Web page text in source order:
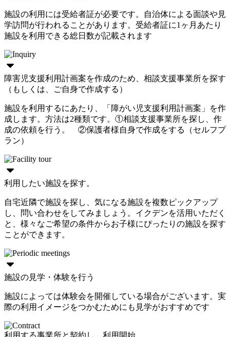
施設の利用には受給者証が必要です。自治体による面談や見
学訪問が行われることがあります。受給者証に1ヶ月あたり
施設を利用できる総日数が記載されます
障害児支援利用計画案を作成のため、相談支援事業所を探す
（もしくは、ご自身で作成する）
施設を利用するにあたり、「障がい児支援利用計画案」を作
成します。方法は2種類です。①相談支援事業所を探し、作
成の依頼を行う。 ②保護者様自身で作成をする（セルフプ
ラン）
利用したい施設を探す。
自宅近隣で施設を探し、気になる施設を複数ピックアップ
し、問い合わせをしてみましょう。イクデンを活用いただく
と、様々なご希望の条件からお子様にぴったりの施設を探す
ことができます。
施設の見学・体験を行う
施設によっては体験会を開催している場合がございます。実
際の利用イメージをつかむためにも見学がおすすめです
利用する事業所と契約し、利用開始